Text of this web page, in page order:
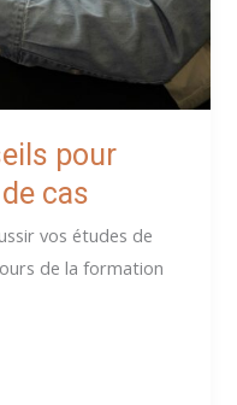
pour
cas
vos études de
de la formation